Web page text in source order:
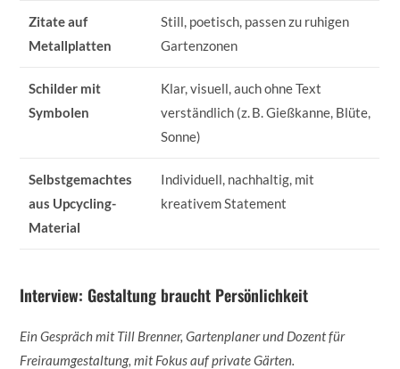
Zitate auf
Metallplatten
Still, poetisch, passen zu ruhigen
Gartenzonen
Schilder mit
Symbolen
Klar, visuell, auch ohne Text
verständlich (z. B. Gießkanne, Blüte,
Sonne)
Selbstgemachtes
aus Upcycling-
Material
Individuell, nachhaltig, mit
kreativem Statement
Interview: Gestaltung braucht Persönlichkeit
Ein Gespräch mit Till Brenner, Gartenplaner und Dozent für
Freiraumgestaltung, mit Fokus auf private Gärten.